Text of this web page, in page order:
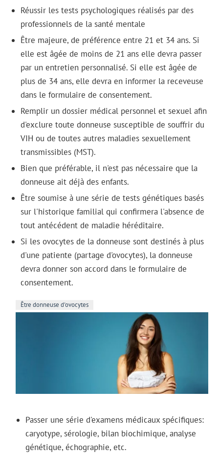
Réussir les tests psychologiques réalisés par des
professionnels de la santé mentale
Être majeure, de préférence entre 21 et 34 ans. Si
elle est âgée de moins de 21 ans elle devra passer
par un entretien personnalisé. Si elle est âgée de
plus de 34 ans, elle devra en informer la receveuse
dans le formulaire de consentement.
Remplir un dossier médical personnel et sexuel afin
d'exclure toute donneuse susceptible de souffrir du
VIH ou de toutes autres maladies sexuellement
transmissibles (MST).
Bien que préférable, il n'est pas nécessaire que la
donneuse ait déjà des enfants.
Être soumise à une série de tests génétiques basés
sur l'historique familial qui confirmera l'absence de
tout antécédent de maladie héréditaire.
Si les ovocytes de la donneuse sont destinés à plus
d'une patiente (partage d'ovocytes), la donneuse
devra donner son accord dans le formulaire de
consentement.
Être donneuse d'ovocytes
Passer une série d'examens médicaux spécifiques:
caryotype, sérologie, bilan biochimique, analyse
génétique, échographie, etc.